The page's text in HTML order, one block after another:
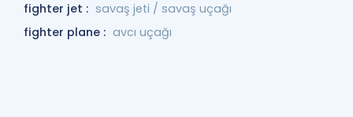
fighter jet : savaş jeti / savaş uçağı
fighter plane : avcı uçağı